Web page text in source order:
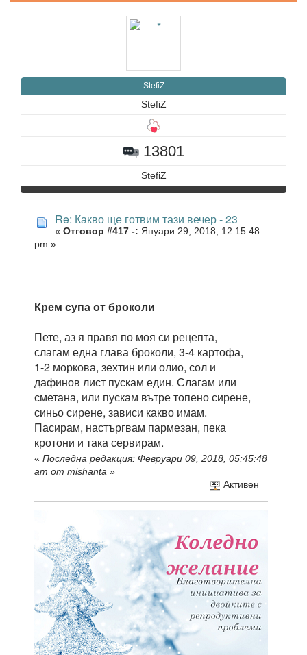
StefiZ
StefiZ
13801
StefiZ
Re: Какво ще готвим тази вечер - 23
« Отговор #417 -: Януари 29, 2018, 12:15:48
pm »
Крем супа от броколи
Пете, аз я правя по моя си рецепта,
слагам една глава броколи, 3-4 картофа,
1-2 моркова, зехтин или олио, сол и
дафинов лист пускам един. Слагам или
сметана, или пускам вътре топено сирене,
синьо сирене, зависи какво имам.
Пасирам, настъргвам пармезан, пека
кротони и така сервирам.
« Последна редакция: Февруари 09, 2018, 05:45:48
am от mishanta »
Активен